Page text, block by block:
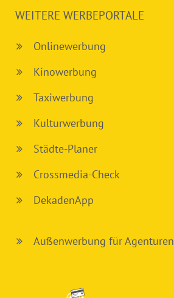
WEITERE WERBEPORTALE
Onlinewerbung
Kinowerbung
Taxiwerbung
Kulturwerbung
Städte-Planer
Crossmedia-Check
DekadenApp
Außenwerbung für Agenturen